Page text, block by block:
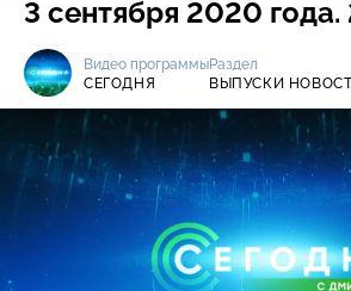
3 сентября 2020 года.
Видео программы
СЕГОДНЯ
Раздел
ВЫПУСКИ